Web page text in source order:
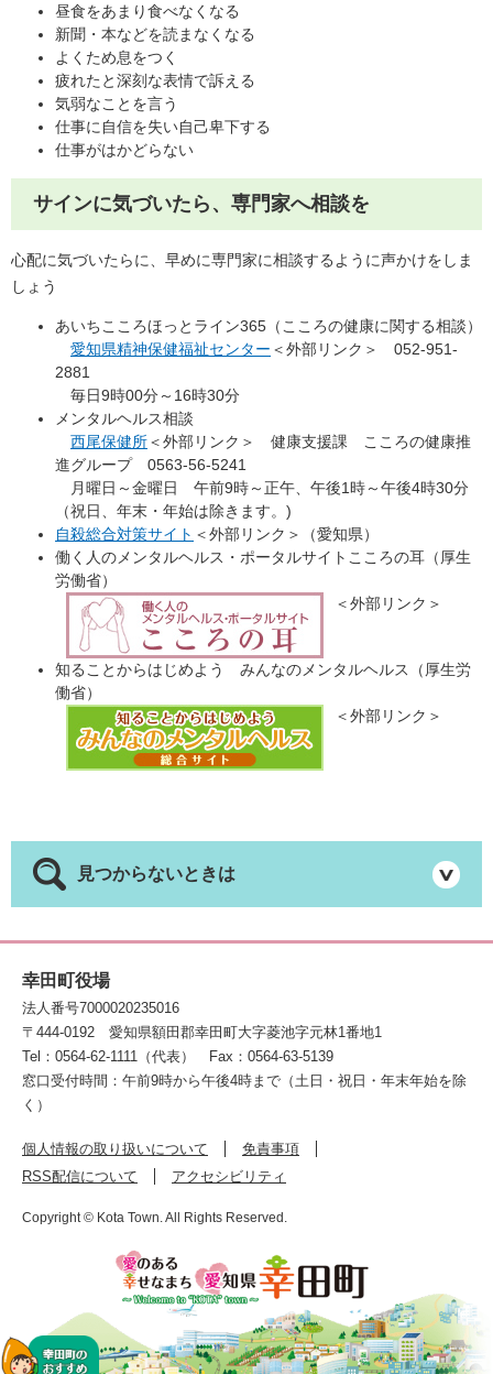
昼食をあまり食べなくなる
新聞・本などを読まなくなる
よくため息をつく
疲れたと深刻な表情で訴える
気弱なことを言う
仕事に自信を失い自己卑下する
仕事がはかどらない
サインに気づいたら、専門家へ相談を
心配に気づいたらに、早めに専門家に相談するように声かけをしま
しょう
あいちこころほっとライン365（こころの健康に関する相談）
愛知県精神保健福祉センター ＜外部リンク＞
052-951-
2881
毎日9時00分～16時30分
メンタルヘルス相談
西尾保健所＜外部リンク＞
健康支援課 こころの健康推
進グループ 0563-56-5241
月曜日～金曜日 午前9時～正午、午後1時～午後4時30分
（祝日、年末・年始は除きます。)
自殺総合対策サイト ＜外部リンク＞
（愛知県）
働く人のメンタルヘルス・ポータルサイトこころの耳（厚生
労働省）
＜外部リンク＞
知ることからはじめよう みんなのメンタルヘルス（厚生労
働省）
＜外部リンク＞
見つからないときは
幸田町役場
法人番号7000020235016
〒444-0192
愛知県額田郡幸田町大字菱池字元林1番地1
Tel：0564-62-1111（代表）
Fax：0564-63-5139
窓口受付時間：午前9時から午後4時まで（土日・祝日・年末年始を除
く）
個人情報の取り扱いについて
免責事項
RSS配信について
アクセシビリティ
Copyright © Kota Town. All Rights Reserved.